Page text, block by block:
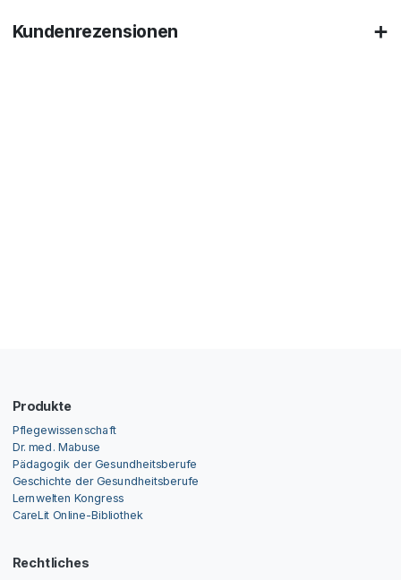
Kundenrezensionen
Produkte
Pflegewissenschaft
Dr. med. Mabuse
Pädagogik der Gesundheitsberufe
Geschichte der Gesundheitsberufe
Lernwelten Kongress
CareLit Online-Bibliothek
Rechtliches